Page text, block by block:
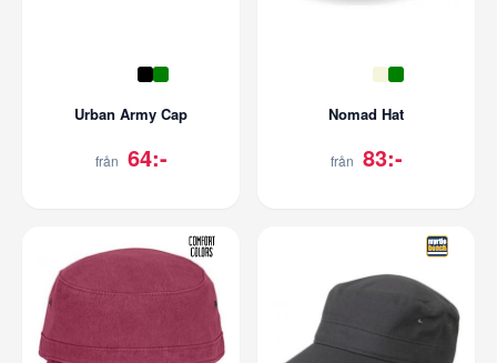
Urban Army Cap
från 64:-
Nomad Hat
från 83:-